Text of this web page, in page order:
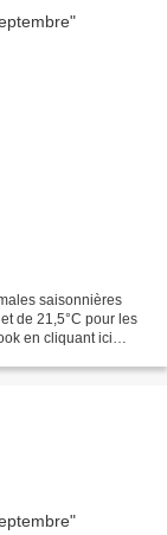
saisonnières
de 21,5°C pour les
en cliquant ici